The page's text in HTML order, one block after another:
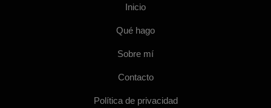
Inicio
Qué hago
Sobre mí
Contacto
Política de privacidad